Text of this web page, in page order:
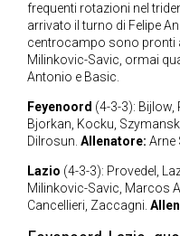
frequenti rotazioni nel
arrivato il turno di Felipe
centrocampo sono pronti
Milinkovic-Savic, ormai
Antonio e Basic.
Feyenoord (4-3-3): Bijlow,
Bjorkan, Kocku,
Dilrosun. Allenatore: Arne
Lazio (4-3-3): Provedel,
Milinkovic-Savic, Marcos
Cancellieri, Zaccagni.